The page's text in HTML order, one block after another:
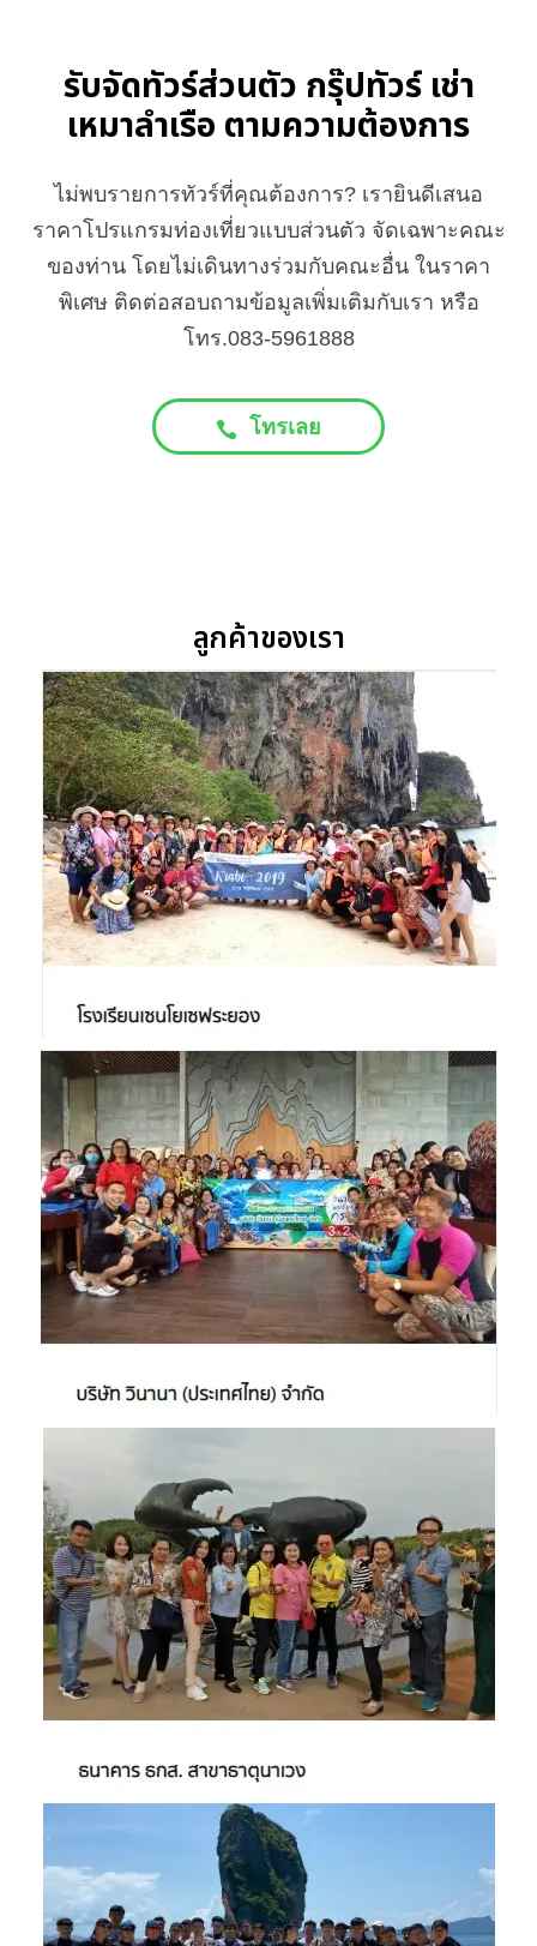
รับจัดทัวร์ส่วนตัว กรุ๊ปทัวร์ เช่า
เหมาลำเรือ ตามความต้องการ
ไม่พบรายการทัวร์ที่คุณต้องการ? เรายินดีเสนอ
ราคาโปรแกรมท่องเที่ยวแบบส่วนตัว จัดเฉพาะคณะ
ของท่าน โดยไม่เดินทางร่วมกับคณะอื่น ในราคา
พิเศษ ติดต่อสอบถามข้อมูลเพิ่มเติมกับเรา หรือ
โทร.083-5961888
โทรเลย
ลูกค้าของเรา